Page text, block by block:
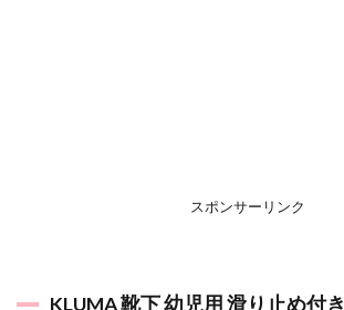
スポンサーリンク
KLUMA 靴下 幼児用 滑り止め付き